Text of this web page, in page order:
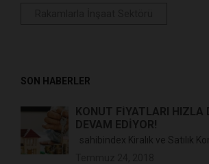
SON HABERLER
KONUT FİYATLARI HIZLA
DEVAM EDİYOR!
sahibindex Kiralık ve Satılık